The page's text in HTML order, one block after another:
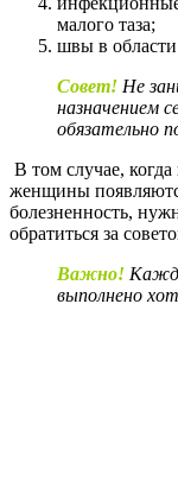
малого таза;
швы в
Совет! Не
назначением
обязательно
В том случае,
женщины
болезненность,
обратиться за
Важно!
выполнено